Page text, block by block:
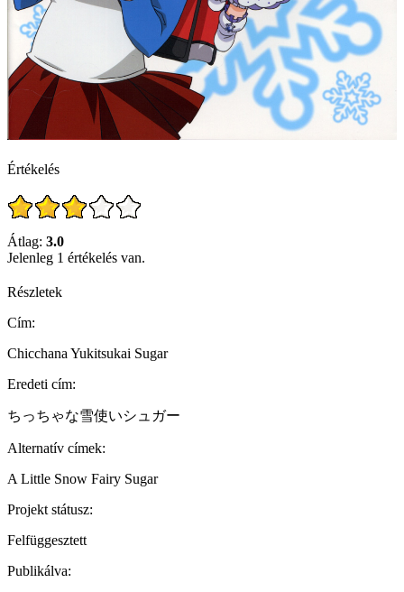
Értékelés
Átlag: 3.0
Jelenleg 1 értékelés van.
Részletek
Cím:
Chicchana Yukitsukai Sugar
Eredeti cím:
ちっちゃな雪使いシュガー
Alternatív címek:
A Little Snow Fairy Sugar
Projekt státusz:
Felfüggesztett
Publikálva: